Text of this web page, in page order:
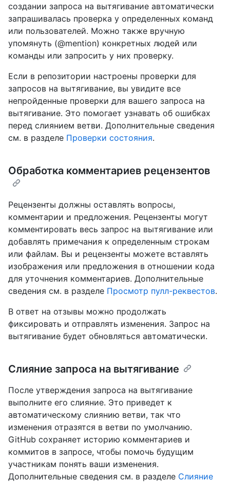
создании запроса на вытягивание автоматически
запрашивалась проверка у определенных команд
или пользователей. Можно также вручную
упомянуть (@mention) конкретных людей или
команды или запросить у них проверку.
Если в репозитории настроены проверки для
запросов на вытягивание, вы увидите все
непройденные проверки для вашего запроса на
вытягивание. Это помогает узнавать об ошибках
перед слиянием ветви. Дополнительные сведения
см. в разделе Проверки состояния.
Обработка комментариев рецензентов
Рецензенты должны оставлять вопросы,
комментарии и предложения. Рецензенты могут
комментировать весь запрос на вытягивание или
добавлять примечания к определенным строкам
или файлам. Вы и рецензенты можете вставлять
изображения или предложения в отношении кода
для уточнения комментариев. Дополнительные
сведения см. в разделе Просмотр пулл-реквестов.
В ответ на отзывы можно продолжать
фиксировать и отправлять изменения. Запрос на
вытягивание будет обновляться автоматически.
Слияние запроса на вытягивание
После утверждения запроса на вытягивание
выполните его слияние. Это приведет к
автоматическому слиянию ветви, так что
изменения отразятся в ветви по умолчанию.
GitHub сохраняет историю комментариев и
коммитов в запросе, чтобы помочь будущим
участникам понять ваши изменения.
Дополнительные сведения см. в разделе Слияние